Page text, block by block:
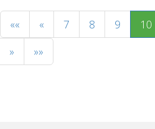
«« « 7 8 9 10
»
»»